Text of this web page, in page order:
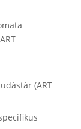
(ART